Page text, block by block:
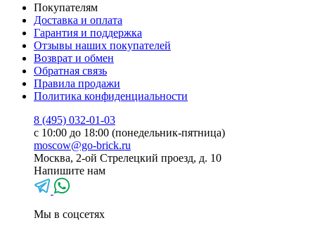
Покупателям
Доставка и оплата
Гарантия и поддержка
Отзывы наших покупателей
Возврат и обмен
Обратная связь
Правила продажи
Политика конфиденциальности
8 (495) 032-01-03
с 10:00 до 18:00 (понедельник-пятница)
moscow@go-brick.ru
Москва, 2-ой Стрелецкий проезд, д. 10
Напишите нам
Мы в соцсетях